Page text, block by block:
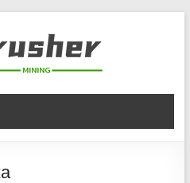
для
угля,
печного